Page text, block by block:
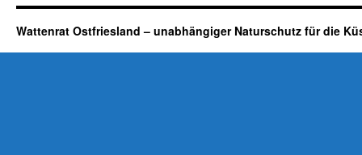
Wattenrat Ostfriesland – unabhängiger Naturschutz für die